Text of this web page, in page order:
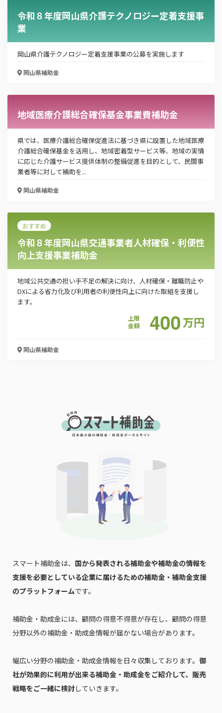
メールアドレス
「PDF資料ダウンロード」ボタンを押下した時点
で本サービスの利用規約に同意したものとみなさ
れます。
令和８年度岡山県介護テクノロジー定着支援事
業
岡山県介護テクノロジー定着支援事業の公募を実施します
岡山県補助金
地域医療介護総合確保基金事業費補助金
県では、医療介護総合確保促進法に基づき県に設置した地域医療
介護総合確保基金を活用し、地域密着型サービス等、地域の実情
に応じた介護サービス提供体制の整備促進を目的として、民間事
業者等に対して補助を...
岡山県補助金
おすすめ
令和８年度岡山県交通事業者人材確保・利便性
向上支援事業補助金
地域公共交通の担い手不足の解決に向け、人材確保・離職防止や
DXによる省力化及び利用者の利便性向上に向けた取組を支援し
ます。
上限
金額
400万円
岡山県補助金
スマート補助金は、 国から発表される補助金や補助金の情報を
支援を必要としている企業に届けるための補助金・補助金支援
のプラットフォームです。
補助金・助成金には、顧問の得意不得意が存在し、顧問の得意
分野以外の補助金・助成金情報が届かない場合があります。
幅広い分野の補助金・助成金情報を日々収集しております。 御
社が効果的に利用が出来る補助金・助成金をご紹介して、販売
戦略をご一緒に検討していきます。